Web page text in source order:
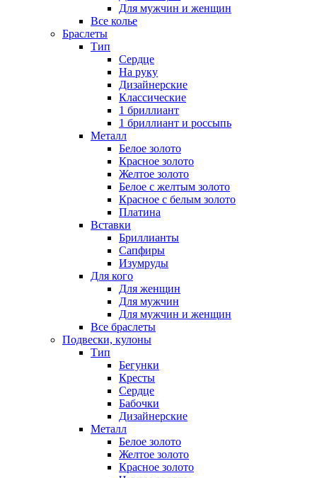
Для мужчин и женщин
Все колье
Браслеты
Тип
Сердце
На руку
Дизайнерские
Классические
1 бриллиант
1 бриллиант и россыпь
Металл
Белое золото
Красное золото
Желтое золото
Белое с желтым золото
Красное с белым золото
Платина
Вставки
Бриллианты
Сапфиры
Изумруды
Для кого
Для женщин
Для мужчин
Для мужчин и женщин
Все браслеты
Подвески, кулоны
Тип
Бегунки
Кресты
Сердце
Бабочки
Дизайнерские
Металл
Белое золото
Желтое золото
Красное золото